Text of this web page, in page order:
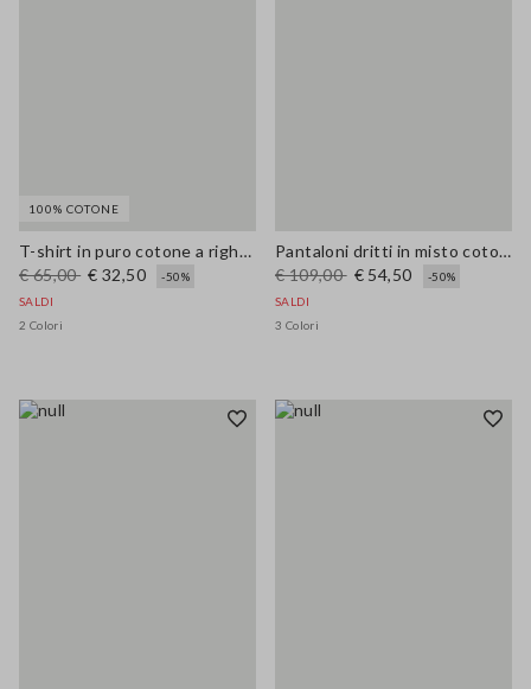
100% COTONE
T-shirt in puro cotone a righe multicolor oversize fit
€ 65,00 € 32,50
-50%
SALDI
2 Colori
Pantaloni dritti in misto cotone e lino verdi regular fit
€ 109,00 € 54,50
-50%
SALDI
3 Colori